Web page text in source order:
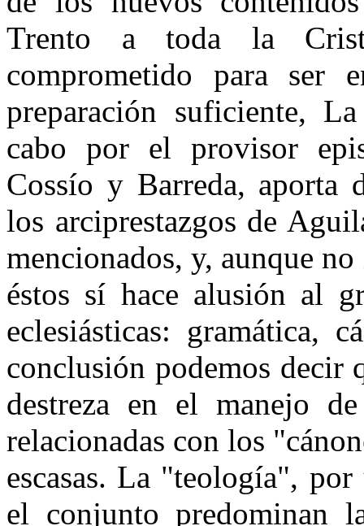
Trento a toda la
comprometido para ser
preparación suficiente,
cabo por el provisor
Cossío y Barreda, aporta
los arciprestazgos de
mencionados, y, aunque
éstos sí hace alusión al
eclesiásticas: gramática,
conclusión podemos decir
destreza en el manejo
relacionadas con los
escasas. La "teología",
el conjunto predominan